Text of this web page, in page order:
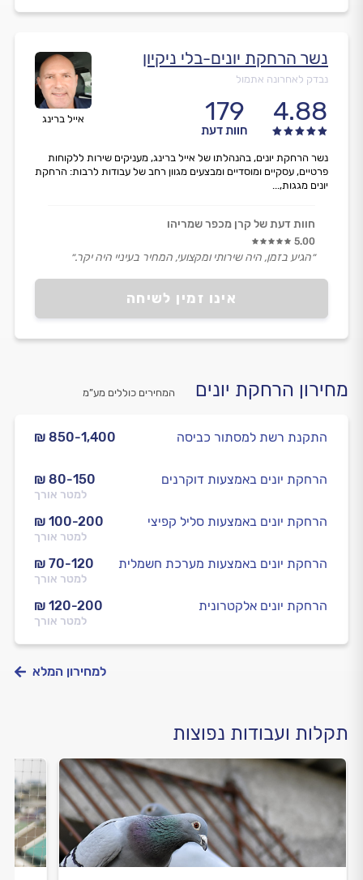
אייל ברינג
נשר הרחקת יונים-בלי ניקיון
נבדק לאחרונה אתמול
4.88
179
חוות דעת
אינו זמין לשיחה
נשר הרחקת יונים, בהנהלתו של אייל ברינג, מעניקים שירות ללקוחות
פרטיים, עסקיים ומוסדיים ומבצעים מגוון רחב של עבודות לרבות: הרחקת
יונים מגגות,...
חוות דעת של קרן מכפר שמריהו
5.00
״הגיע בזמן, היה שירותי ומקצועי, המחיר בעיניי היה יקר.״
מחירון הרחקת יונים המחירים כוללים מע”מ
₪ 850-1,400 התקנת רשת למסתור כביסה
₪ 80-150
למטר אורך
הרחקת יונים באמצעות דוקרנים
₪ 100-200
למטר אורך
הרחקת יונים באמצעות סליל קפיצי
₪ 70-120
למטר אורך
הרחקת יונים באמצעות מערכת חשמלית
₪ 120-200
למטר אורך
הרחקת יונים אלקטרונית
למחירון המלא
תקלות ועבודות נפוצות